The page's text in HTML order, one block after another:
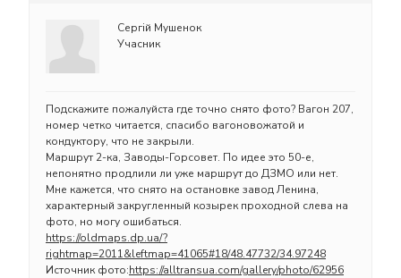
Сергій Мушенок
Учасник
Подскажите пожалуйста где точно снято фото? Вагон 207,
номер четко читается, спасибо вагоновожатой и
кондуктору, что не закрыли.
Маршрут 2-ка, Заводы-Горсовет. По идее это 50-е,
непонятно продлили ли уже маршрут до ДЗМО или нет.
Мне кажется, что снято на остановке завод Ленина,
характерный закругленный козырек проходной слева на
фото, но могу ошибаться.
https://oldmaps.dp.ua/?
rightmap=2011&leftmap=41065#18/48.47732/34.97248
Источник фото:https://alltransua.com/gallery/photo/62956